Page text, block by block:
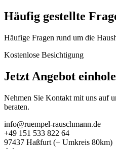
Häufig gestellte
Häufige Fragen rund um die
Kostenlose Besichtigung
Jetzt Angebot
Nehmen Sie Kontakt mit uns auf
beraten.
info@ruempel-rauschmann.de
+49 151 533 822 64
97437 Haßfurt (+ Umkreis 80km)